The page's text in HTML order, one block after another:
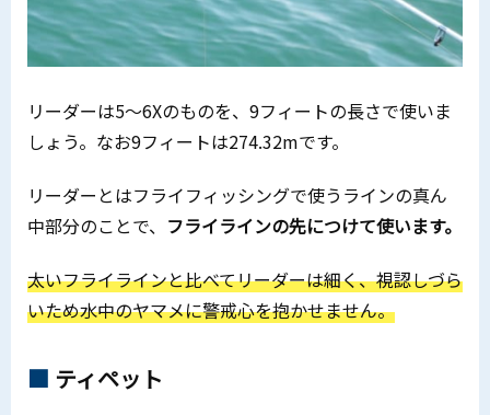
リーダーは5～6Xのものを、9フィートの長さで使いま
しょう。なお9フィートは274.32mです。
リーダーとはフライフィッシングで使うラインの真ん
中部分のことで、 フライラインの先につけて使います。
太いフライラインと比べてリーダーは細く、視認しづら
いため水中のヤマメに警戒心を抱かせません。
ティペット